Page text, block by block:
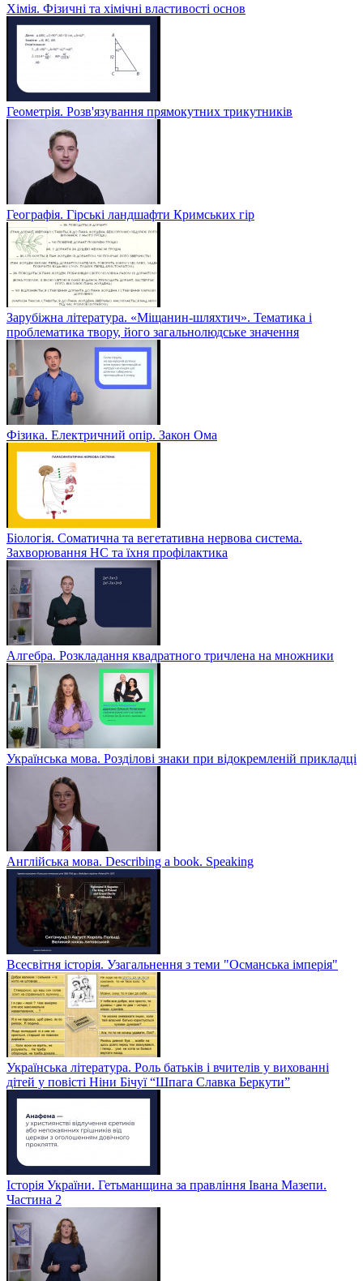
Хімія. Фізичні та хімічні властивості основ
Геометрія. Розв'язування прямокутних трикутників
Географія. Гірські ландшафти Кримських гір
Зарубіжна література. «Міщанин-шляхтич». Тематика і
проблематика твору, його загальнолюдське значення
Фізика. Електричний опір. Закон Ома
Біологія. Соматична та вегетативна нервова система.
Захворювання НС та їхня профілактика
Алгебра. Розкладання квадратного тричлена на множники
Українська мова. Розділові знаки при відокремленій прикладці
Англійська мова. Describing a book. Speaking
Всесвітня історія. Узагальнення з теми "Османська імперія"
Українська література. Роль батьків і вчителів у вихованні
дітей у повісті Ніни Бічуї “Шпага Славка Беркути”
Історія України. Гетьманщина за правління Івана Мазепи.
Частина 2